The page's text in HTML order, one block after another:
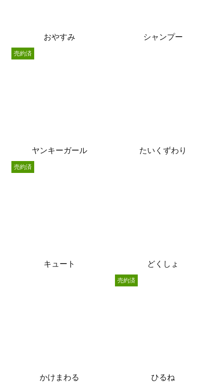
おやすみ シャンプー
ヤンキーガール
売約済
たいくずわり
キュート
売約済
どくしょ
かけまわる ひるね
売約済